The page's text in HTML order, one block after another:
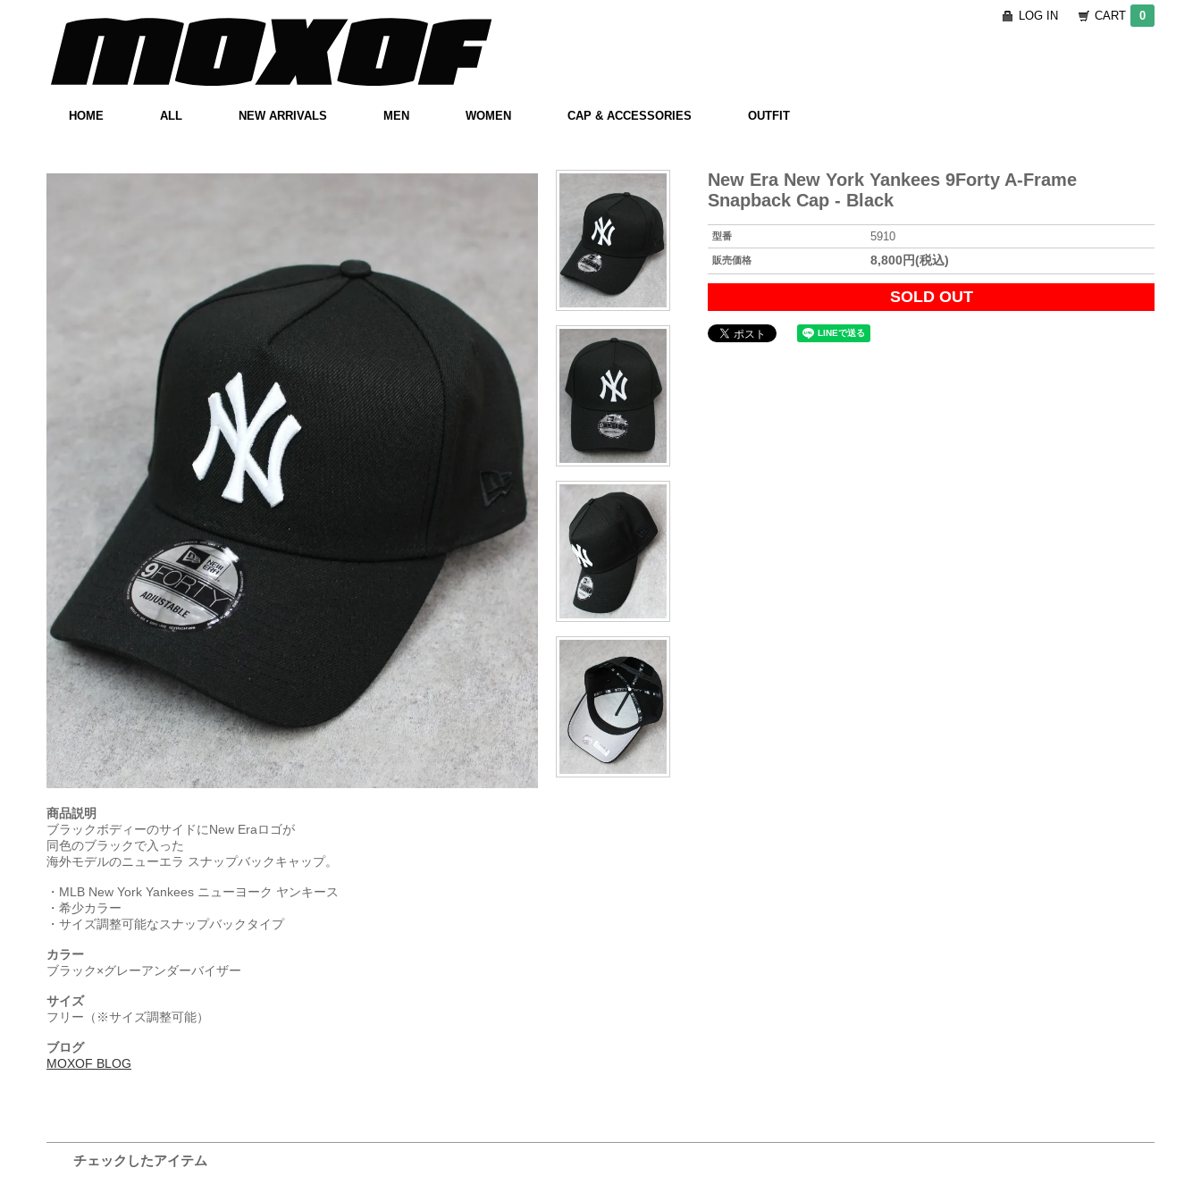
LOG IN CART 0
HOME ALL NEW ARRIVALS MEN WOMEN CAP & ACCESSORIES OUTFIT
New Era New York Yankees 9Forty A-Frame
Snapback Cap - Black
型番 5910
販売価格 8,800円(税込)
SOLD OUT
商品説明
ブラックボディーのサイドにNew Eraロゴが
同色のブラックで入った
海外モデルのニューエラ スナップバックキャップ。
・MLB New York Yankees ニューヨーク ヤンキース
・希少カラー
・サイズ調整可能なスナップバックタイプ
カラー
ブラック×グレーアンダーバイザー
サイズ
フリー（※サイズ調整可能）
ブログ
MOXOF BLOG
チェックしたアイテム